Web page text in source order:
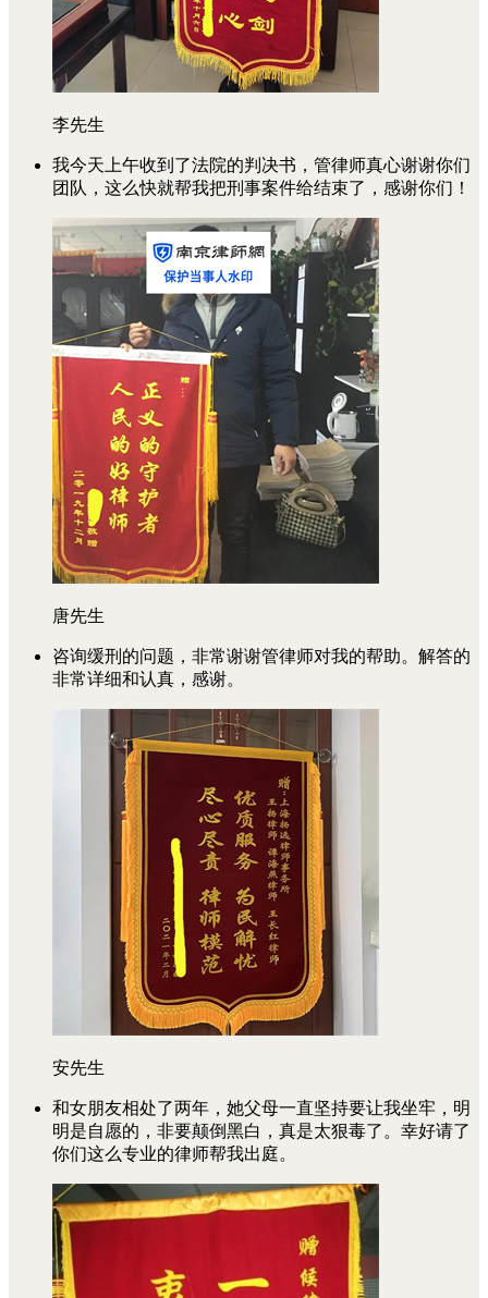
李先生
我今天上午收到了法院的判决书，管律师真心谢谢你们
团队，这么快就帮我把刑事案件给结束了，感谢你们！
唐先生
咨询缓刑的问题，非常谢谢管律师对我的帮助。解答的
非常详细和认真，感谢。
安先生
和女朋友相处了两年，她父母一直坚持要让我坐牢，明
明是自愿的，非要颠倒黑白，真是太狠毒了。幸好请了
你们这么专业的律师帮我出庭。